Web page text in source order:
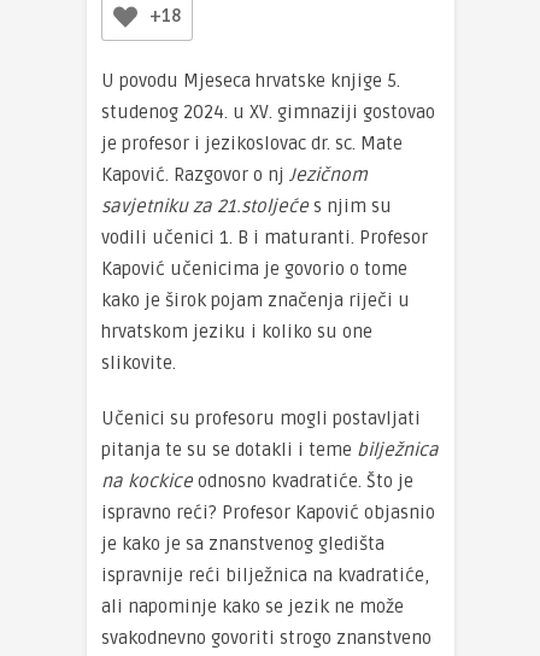
+18
U povodu Mjeseca hrvatske knjige 5.
studenog 2024. u XV. gimnaziji gostovao
je profesor i jezikoslovac dr. sc. Mate
Kapović. Razgovor o nj Jezičnom
savjetniku za 21.stoljeće s njim su
vodili učenici 1. B i maturanti. Profesor
Kapović učenicima je govorio o tome
kako je širok pojam značenja riječi u
hrvatskom jeziku i koliko su one
slikovite.
Učenici su profesoru mogli postavljati
pitanja te su se dotakli i teme bilježnica
na kockice odnosno kvadratiće. Što je
ispravno reći? Profesor Kapović objasnio
je kako je sa znanstvenog gledišta
ispravnije reći bilježnica na kvadratiće,
ali napominje kako se jezik ne može
svakodnevno govoriti strogo znanstveno